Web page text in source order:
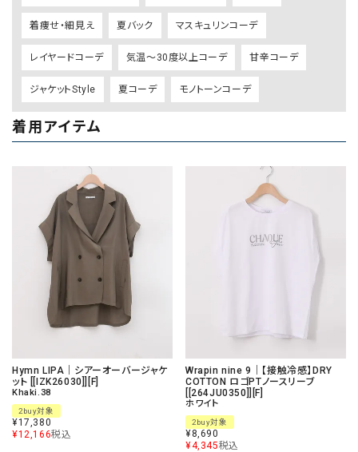
着痩せ・細見え 夏バック マスキュリンコーデ
レイヤードコーデ 気温～30度以上コーデ 甘辛コーデ
ジャケットStyle 夏コーデ モノトーンコーデ
着用アイテム
Hymn LIPA｜シアーオーバージャケ
ット [[IZK26030]][F]
Khaki.38
2buy対象
¥17,380
¥12,166税込
Wrapin nine 9｜【接触冷感】DRY
COTTON ロゴPTノースリーブ
[[264JU0350]][F]
ホワイト
2buy対象
¥8,690
¥4,345税込